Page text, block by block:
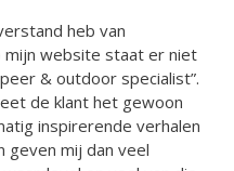
heb van
mijn website staat er niet
& outdoor specialist”.
de klant het gewoon
inspirerende verhalen
geven mij dan veel